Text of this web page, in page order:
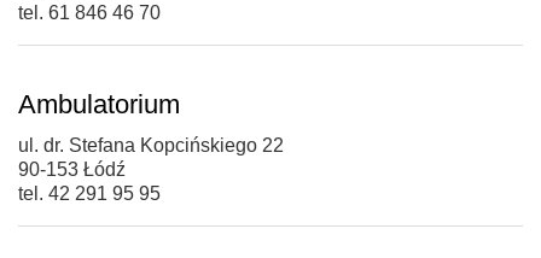
tel. 61 846 46 70
Ambulatorium
ul. dr. Stefana Kopcińskiego 22
90-153 Łódź
tel. 42 291 95 95